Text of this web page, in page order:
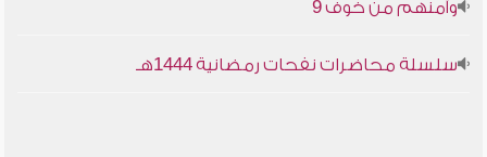
وأمنهم من خوف 9
سلسلة محاضرات نفحات رمضانية 1444هـ